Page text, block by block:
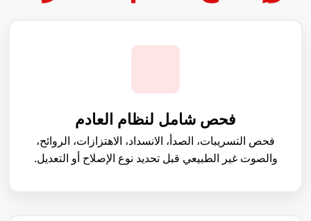
فحص شامل لنظام العادم
فحص التسريبات، الصدأ، الانسداد، الاهتزازات، الروائح،
والصوت غير الطبيعي قبل تحديد نوع الإصلاح أو التعديل.